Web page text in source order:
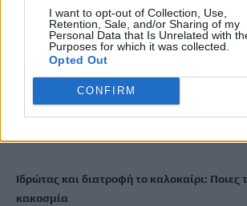
I want to opt-out of Collection, Use,
Retention, Sale, and/or Sharing of my
Personal Data that Is Unrelated with
Purposes for which it was collected.
Opted Out
CONFIRM
Χανιά: ΕΔΕ για την υπόθεση 75χρονης που
Αστυνομικό Τμήμα και βρέθηκε νεκρή
7 Αυγούστου, 2026
Νέα ταυτότητα: Πού πρέπει να
μετά την έκδοσή της
Ιδρώτας και διατροφή το καλοκαίρι:
κακοσμία